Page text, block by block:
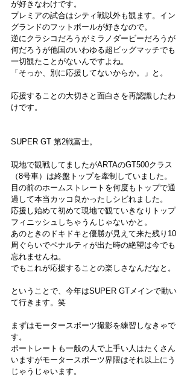
が好きなわけです。
プレミアの試合はシティ戦以外も観ます。イン
グランドのフットボールが好きなので。
逆にクラシコだろうがミラノダービーだろうが
何だろうが他国のいわゆる超ビッグマッチでも
一切観たことがないんですよね。
「そっか、別に応援してないからか。」と。
応援することの大切さと面白さを再認識したわ
けです。
SUPER GT 第2戦富士。
現地で観戦してましたがARTAのGT500クラス
（8号車）は終盤トップを牽制していました。
目の前のホームストレートを何度もトップで通
過して本当カッコ良かったしシビれました。
応援し始めて初めて現地で観ていきなりトップ
フィニッシュしちゃうんじゃないかと。
あのときのドキドキと優勝が見えて来た残り10
周ぐらいでペナルティが出た時の絶望は今でも
忘れませんね。
でもこれが応援することの楽しさなんだなと。
ということで、今年はSUPER GTメインで動い
て行きます。笑
まずはモータースポーツ撮影を練習しなきゃで
す。
ポートレートも一般の人で上手い人はたくさん
いますがモータースポーツ界隈はそれ以上にう
じゃうじゃいます。